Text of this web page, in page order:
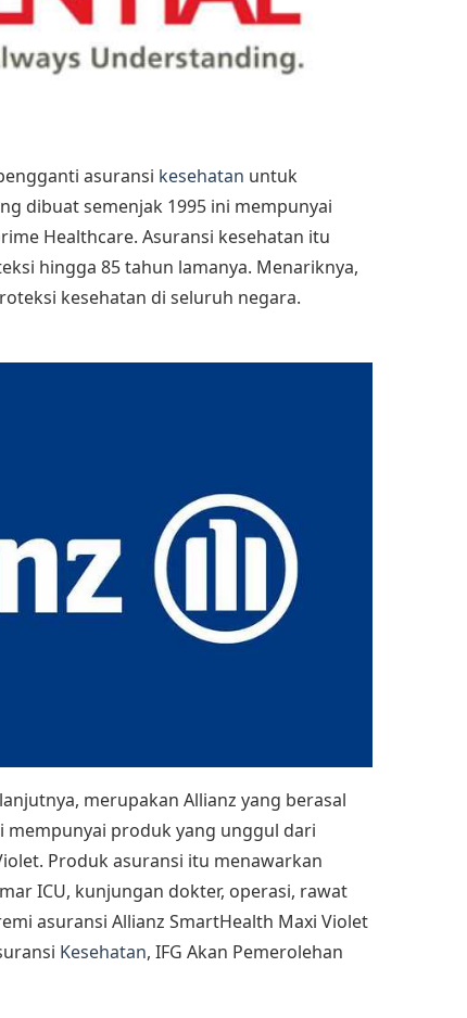
asuransi kesehatan untuk
dibuat semenjak 1995 ini mempunyai
Healthcare. Asuransi kesehatan itu
hingga 85 tahun lamanya. Menariknya,
kesehatan di seluruh negara.
merupakan Allianz yang berasal
mempunyai produk yang unggul dari
Produk asuransi itu menawarkan
ICU, kunjungan dokter, operasi, rawat
asuransi Allianz SmartHealth Maxi Violet
Kesehatan, IFG Akan Pemerolehan